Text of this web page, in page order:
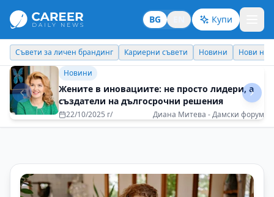
BG Купи
Кариерни съвети Новини Нови назначения Днес празнува
Бизнес брандинг
Не спирайте да работите с желание
08/05/2025 г/ Ива Димова - IPSOS Bulgaria